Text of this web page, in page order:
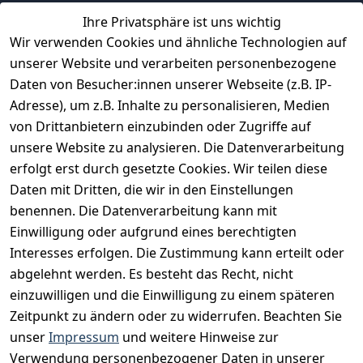
Ihre Privatsphäre ist uns wichtig
Wir verwenden Cookies und ähnliche Technologien auf
unserer Website und verarbeiten personenbezogene
Daten von Besucher:innen unserer Webseite (z.B. IP-
Adresse), um z.B. Inhalte zu personalisieren, Medien
von Drittanbietern einzubinden oder Zugriffe auf
unsere Website zu analysieren. Die Datenverarbeitung
erfolgt erst durch gesetzte Cookies. Wir teilen diese
Daten mit Dritten, die wir in den Einstellungen
benennen. Die Datenverarbeitung kann mit
Einwilligung oder aufgrund eines berechtigten
Interesses erfolgen. Die Zustimmung kann erteilt oder
abgelehnt werden. Es besteht das Recht, nicht
einzuwilligen und die Einwilligung zu einem späteren
Zeitpunkt zu ändern oder zu widerrufen. Beachten Sie
unserImpressum und weitere Hinweise zur
Verwendung personenbezogener Daten in unserer
Erfahrungen
Vertrag widerrufen
INFORMATIONEN
Widerrufsrecht
Datenschutz
Unser Unternehmen
Charity & Wohltätigkeit
BESUCHE UNS